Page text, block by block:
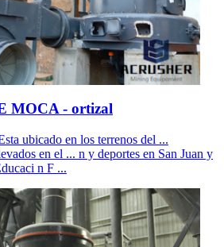
MOCA - ortizal
ubicado en los terrenos del ...
en el ... n y deportes en San Juan y
n F ...